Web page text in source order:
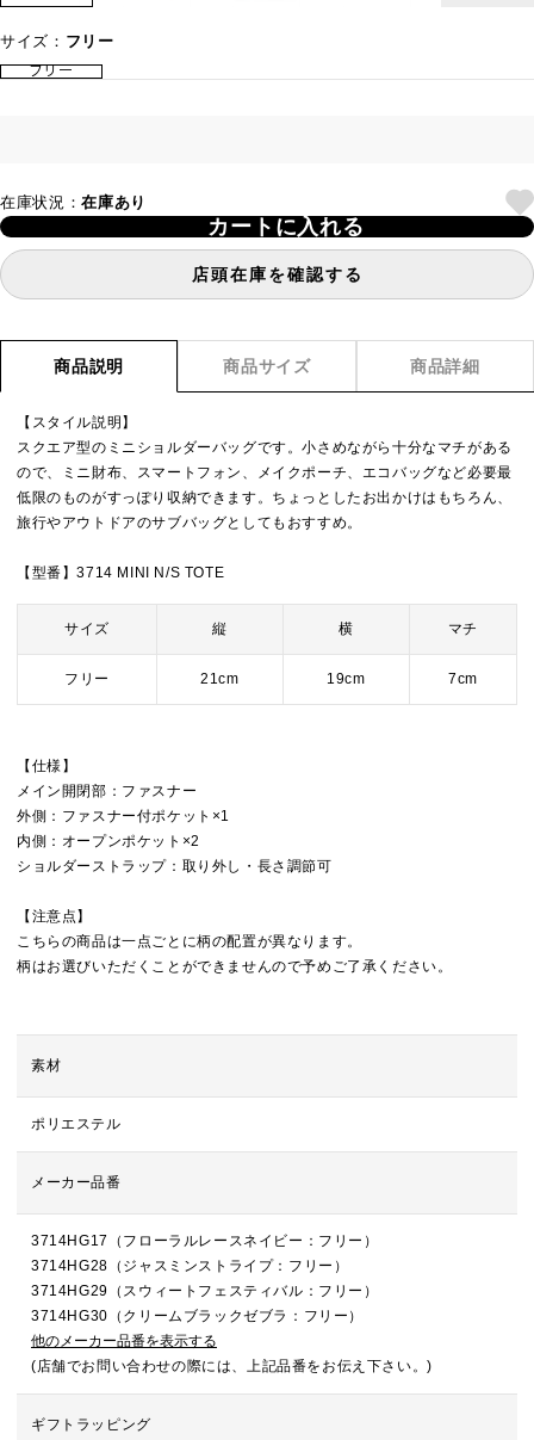
サイズ： フリー
フリー
在庫状況：在庫あり
カートに入れる
店頭在庫を確認する
商品説明 商品サイズ 商品詳細
【スタイル説明】
スクエア型のミニショルダーバッグです。小さめながら十分なマチがある
ので、ミニ財布、スマートフォン、メイクポーチ、エコバッグなど必要最
低限のものがすっぽり収納できます。ちょっとしたお出かけはもちろん、
旅行やアウトドアのサブバッグとしてもおすすめ。
【型番】3714 MINI N/S TOTE
サイズ 縦 横 マチ
フリー 21cm 19cm 7cm
【仕様】
メイン開閉部：ファスナー
外側：ファスナー付ポケット×1
内側：オープンポケット×2
ショルダーストラップ：取り外し・長さ調節可
【注意点】
こちらの商品は一点ごとに柄の配置が異なります。
柄はお選びいただくことができませんので予めご了承ください。
素材
ポリエステル
メーカー品番
3714HG17（フローラルレースネイビー：フリー）
3714HG28（ジャスミンストライプ：フリー）
3714HG29（スウィートフェスティバル：フリー）
3714HG30（クリームブラックゼブラ：フリー）
他のメーカー品番を表示する
(店舗でお問い合わせの際には、上記品番をお伝え下さい。)
ギフトラッピング